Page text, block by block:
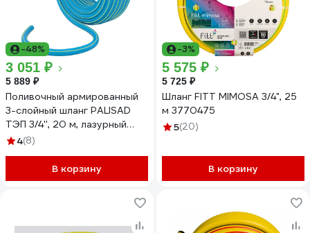
-48%
3 051 ₽
5 889 ₽
Поливочный армированный
3-слойный шланг PALISAD
ТЭП 3/4'', 20 м, лазурный
PALISAD 67108
4(8)
В корзину
-3%
5 575 ₽
5 725 ₽
Шланг FITT MIMOSA 3/4", 25
м 3770475
5(20)
В корзину